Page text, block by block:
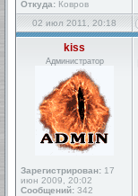
Откуда: Ковров
02 июл 2011, 20:18
kiss
Администратор
Зарегистрирован: 17
июн 2009, 20:02
Сообщений: 342